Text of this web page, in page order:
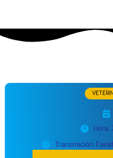
Hora:
Transmición: